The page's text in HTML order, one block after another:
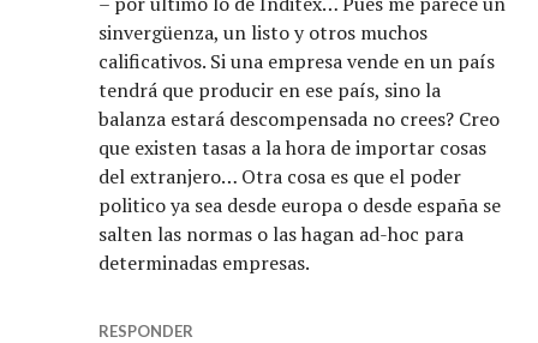
sinvergüenza, un listo y otros muchos
calificativos. Si una empresa vende en un país
tendrá que producir en ese país, sino la
balanza estará descompensada no crees? Creo
que existen tasas a la hora de importar cosas
del extranjero… Otra cosa es que el poder
politico ya sea desde europa o desde españa se
salten las normas o las hagan ad-hoc para
determinadas empresas.
RESPONDER